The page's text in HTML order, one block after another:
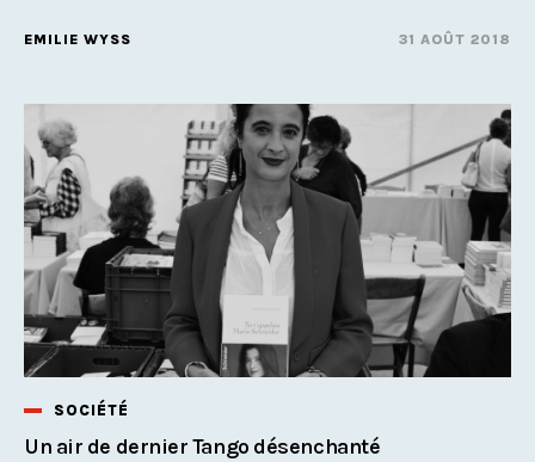
EMILIE WYSS 31 AOÛT 2018
SOCIÉTÉ
Un air de dernier Tango désenchanté